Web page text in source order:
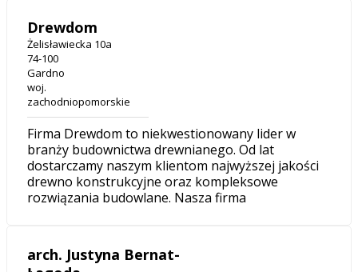
Drewdom
Żelisławiecka 10a
74-100
Gardno
woj.
zachodniopomorskie
Firma Drewdom to niekwestionowany lider w
branży budownictwa drewnianego. Od lat
dostarczamy naszym klientom najwyższej jakości
drewno konstrukcyjne oraz kompleksowe
rozwiązania budowlane. Nasza firma
arch. Justyna Bernat-